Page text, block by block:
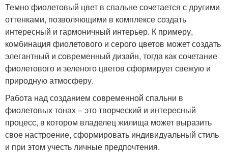
Темно фиолетовый цвет в спальне сочетается с другими
оттенками, позволяющими в комплексе создать
интересный и гармоничный интерьер. К примеру,
комбинация фиолетового и серого цветов может создать
элегантный и современный дизайн, тогда как сочетание
фиолетового и зеленого цветов сформирует свежую и
природную атмосферу.
Работа над созданием современной спальни в
фиолетовых тонах – это творческий и интересный
процесс, в котором владелец жилища может выразить
свое настроение, сформировать индивидуальный стиль
и при этом учесть личные предпочтения.